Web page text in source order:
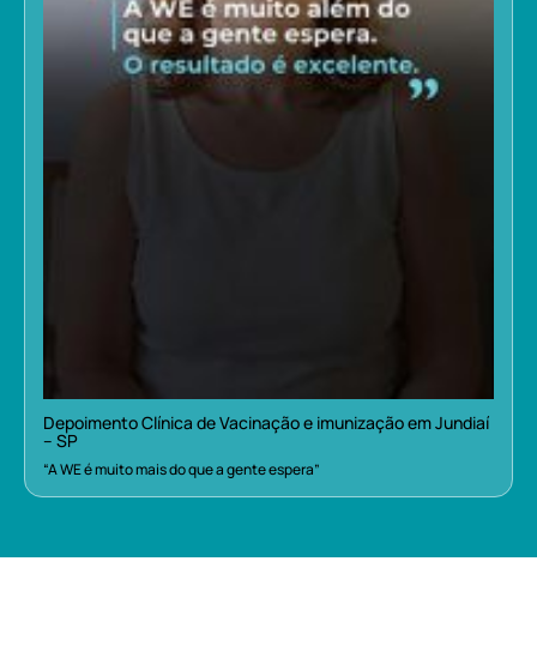
Depoimento Clínica de Vacinação e imunização em Jundiaí
– SP
“A WE é muito mais do que a gente espera”